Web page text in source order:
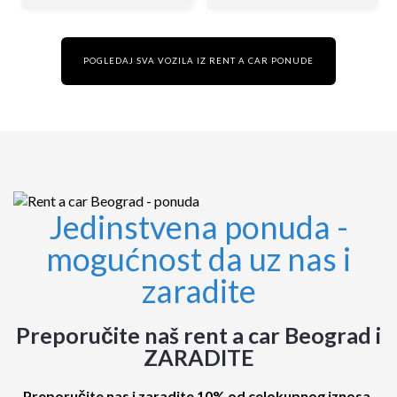
POGLEDAJ SVA VOZILA IZ RENT A CAR PONUDE
Jedinstvena ponuda -
mogućnost da uz nas i
zaradite
Preporučite naš rent a car Beograd i
ZARADITE